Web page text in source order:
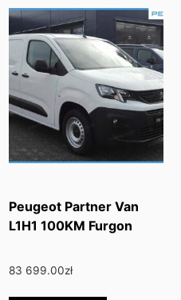
Peugeot Partner Van
L1H1 100KM Furgon
83 699.00zł